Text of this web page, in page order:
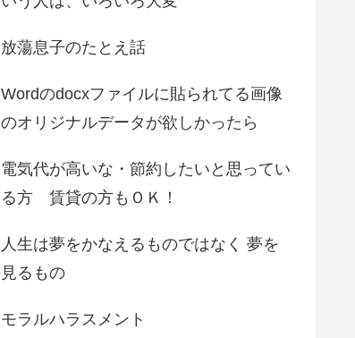
放蕩息子のたとえ話
Wordのdocxファイルに貼られてる画像
のオリジナルデータが欲しかったら
電気代が高いな・節約したいと思ってい
る方 賃貸の方もＯＫ！
人生は夢をかなえるものではなく 夢を
見るもの
モラルハラスメント